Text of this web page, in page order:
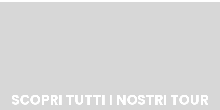
SCOPRI TUTTI I NOSTRI TOUR